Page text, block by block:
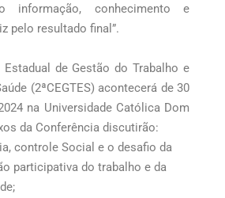
informação, conhecimento e
pelo resultado final”.
de Gestão do Trabalho e
(2ªCEGTES) acontecerá de 30
na Universidade Católica Dom
da Conferência discutirão:
controle Social e o desafio da
participativa do trabalho e da